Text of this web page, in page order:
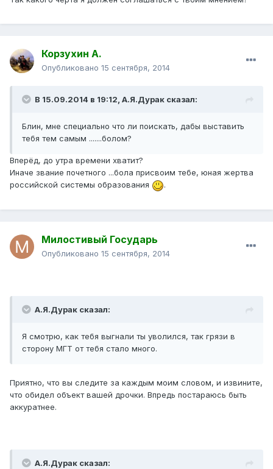
Корзухин А.
Опубликовано 15 сентября, 2014
В 15.09.2014 в 19:12, А.Я.Дурак сказал:
Блин, мне специально что ли поискать, дабы выставить
тебя тем самым .......болом?
Вперёд, до утра времени хватит?
Иначе звание почетного ...бола присвоим тебе, юная жертва
российской системы образования
.
Милостивый Государь
Опубликовано 15 сентября, 2014
А.Я.Дурак сказал:
Я смотрю, как тебя выгнали ты уволился, так грязи в
сторону МГТ от тебя стало много.
Приятно, что вы следите за каждым моим словом, и извините,
что обидел объект вашей дрочки. Впредь постараюсь быть
аккуратнее.
А.Я.Дурак сказал: